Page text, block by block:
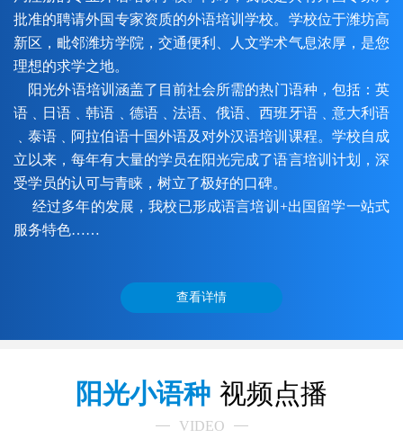
批准的聘请外国专家资质的外语培训学校。学校位于潍坊高
新区，毗邻潍坊学院，交通便利、人文学术气息浓厚，是您
理想的求学之地。
阳光外语培训涵盖了目前社会所需的热门语种，包括：英
语﹑日语﹑韩语﹑德语﹑法语、俄语、西班牙语﹑意大利语
﹑泰语﹑阿拉伯语十国外语及对外汉语培训课程。学校自成
立以来，每年有大量的学员在阳光完成了语言培训计划，深
受学员的认可与青睐，树立了极好的口碑。
经过多年的发展，我校已形成语言培训+出国留学一站式
服务特色……
查看详情
阳光小语种 视频点播
VIDEO